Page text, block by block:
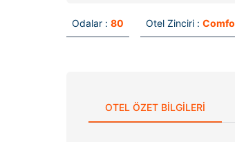
Odalar : 80 Otel Zinciri :
OTEL ÖZET BILGILERI